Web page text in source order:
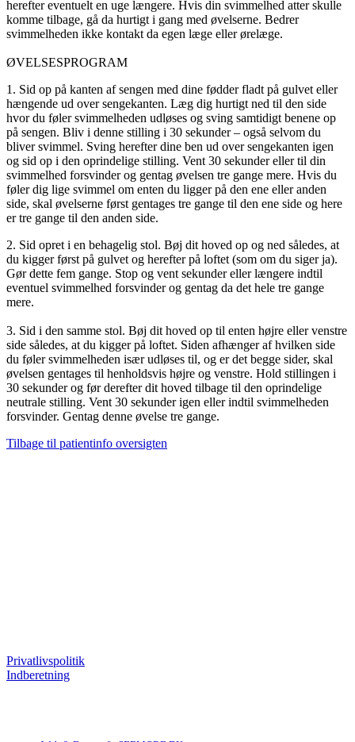
herefter eventuelt en uge længere. Hvis din svimmelhed atter skulle
komme tilbage, gå da hurtigt i gang med øvelserne. Bedrer
svimmelheden ikke kontakt da egen læge eller ørelæge.
ØVELSESPROGRAM
1. Sid op på kanten af sengen med dine fødder fladt på gulvet eller
hængende ud over sengekanten. Læg dig hurtigt ned til den side
hvor du føler svimmelheden udløses og sving samtidigt benene op
på sengen. Bliv i denne stilling i 30 sekunder – også selvom du
bliver svimmel. Sving herefter dine ben ud over sengekanten igen
og sid op i den oprindelige stilling. Vent 30 sekunder eller til din
svimmelhed forsvinder og gentag øvelsen tre gange mere. Hvis du
føler dig lige svimmel om enten du ligger på den ene eller anden
side, skal øvelserne først gentages tre gange til den ene side og here
er tre gange til den anden side.
2. Sid opret i en behagelig stol. Bøj dit hoved op og ned således, at
du kigger først på gulvet og herefter på loftet (som om du siger ja).
Gør dette fem gange. Stop og vent sekunder eller længere indtil
eventuel svimmelhed forsvinder og gentag da det hele tre gange
mere.
3. Sid i den samme stol. Bøj dit hoved op til enten højre eller venstre
side således, at du kigger på loftet. Siden afhænger af hvilken side
du føler svimmelheden især udløses til, og er det begge sider, skal
øvelsen gentages til henholdsvis højre og venstre. Hold stillingen i
30 sekunder og før derefter dit hoved tilbage til den oprindelige
neutrale stilling. Vent 30 sekunder igen eller indtil svimmelheden
forsvinder. Gentag denne øvelse tre gange.
Tilbage til patientinfo oversigten
Privatlivspolitik
Indberetning